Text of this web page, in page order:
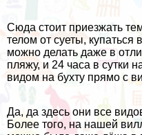
Сюда стоит приезжать
телом от суеты, купаться
можно делать даже в
пляжу, и 24 часа в сутки
видом на бухту прямо с
Да, да здесь они все
Более того, на нашей